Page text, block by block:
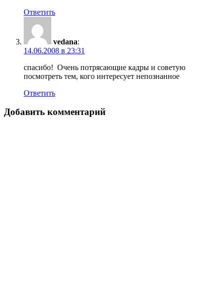
Ответить
vedana:
14.06.2008 в 23:31
спасибо! Очень потрясающие кадры и советую
посмотреть тем, кого интересует непознанное
Ответить
Добавить комментарий